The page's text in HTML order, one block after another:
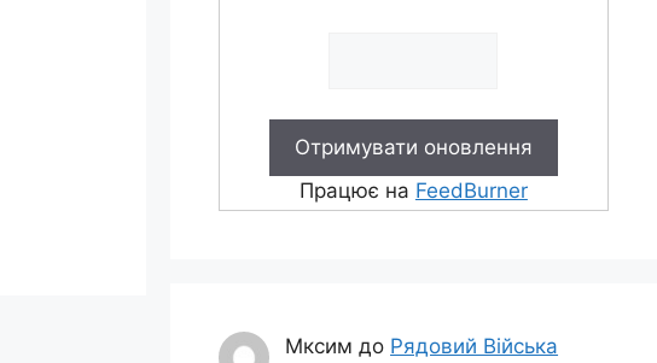
Працює на FeedBurner
Мксим до Рядовий Війська